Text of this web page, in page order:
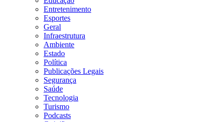
Entretenimento
Esportes
Geral
Infraestrutura
Ambiente
Estado
Política
Publicações Legais
Segurança
Saúde
Tecnologia
Turismo
Podcasts